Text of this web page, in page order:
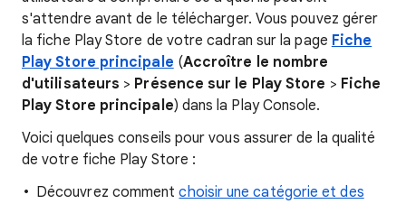
s'attendre avant de le télécharger. Vous pouvez gérer
la fiche Play Store de votre cadran sur la page Fiche
Play Store principale (Accroître le nombre
d'utilisateurs > Présence sur le Play Store > Fiche
Play Store principale) dans la Play Console.
Voici quelques conseils pour vous assurer de la qualité
de votre fiche Play Store :
Découvrez commentchoisir une catégorie et des